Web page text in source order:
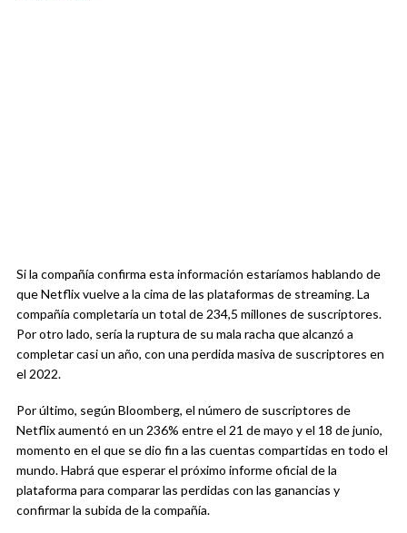
Si la compañía confirma esta información estaríamos hablando de
que Netflix vuelve a la cima de las plataformas de streaming. La
compañía completaría un total de 234,5 millones de suscriptores.
Por otro lado, sería la ruptura de su mala racha que alcanzó a
completar casi un año, con una perdida masiva de suscriptores en
el 2022.
Por último, según Bloomberg, el número de suscriptores de
Netflix aumentó en un 236% entre el 21 de mayo y el 18 de junio,
momento en el que se dio fin a las cuentas compartidas en todo el
mundo. Habrá que esperar el próximo informe oficial de la
plataforma para comparar las perdidas con las ganancias y
confirmar la subida de la compañía.